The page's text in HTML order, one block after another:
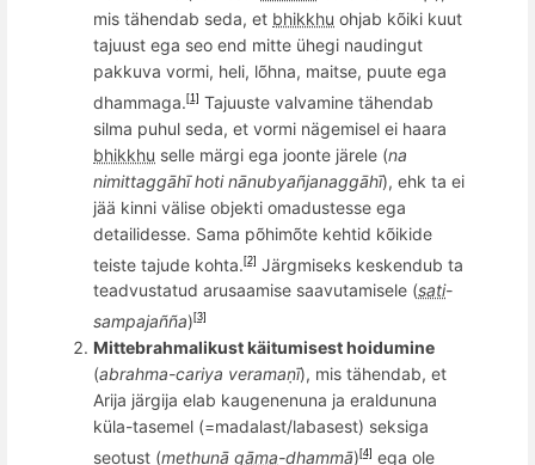
mis tähendab seda, et bhikkhu ohjab kõiki kuut
tajuust ega seo end mitte ühegi naudingut
pakkuva vormi, heli, lõhna, maitse, puute ega
dhammaga. [1] Tajuuste valvamine tähendab
silma puhul seda, et vormi nägemisel ei haara
bhikkhu selle märgi ega joonte järele (na
nimittaggāhī hoti nānubyañjanaggāhī), ehk ta ei
jää kinni välise objekti omadustesse ega
detailidesse. Sama põhimõte kehtid kõikide
teiste tajude kohta. [2] Järgmiseks keskendub ta
teadvustatud arusaamise saavutamisele (sati-
sampajañña) [3]
Mittebrahmalikust käitumisest hoidumine
(abrahma-cariya veramaṇī), mis tähendab, et
Arija järgija elab kaugenenuna ja eraldununa
küla-tasemel (=madalast/labasest) seksiga
seotust (methunā gāma-dhammā) [4] ega ole